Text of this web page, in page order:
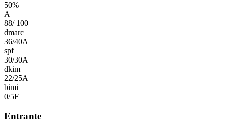
50%
A
88/ 100
dmarc
36/40A
spf
30/30A
dkim
22/25A
bimi
0/5F
Entrante